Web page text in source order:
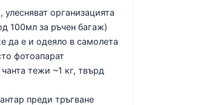
организацията
100мл за ръчен багаж)
е и одеяло в самолета
фотоапарат
тежи ~1 кг, твърд
преди тръгване